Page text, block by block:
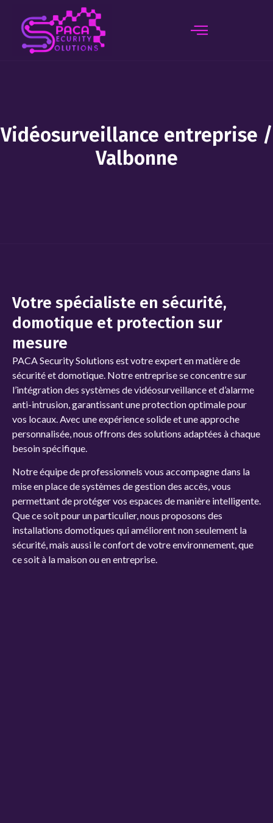
principal
Vidéosurveillance entreprise /
Valbonne
Votre spécialiste en sécurité,
domotique et protection sur
mesure
PACA Security Solutions est votre expert en matière de
sécurité et domotique. Notre entreprise se concentre sur
l’intégration des systèmes de vidéosurveillance et d’alarme
anti-intrusion, garantissant une protection optimale pour
vos locaux. Avec une expérience solide et une approche
personnalisée, nous offrons des solutions adaptées à chaque
besoin spécifique.
Notre équipe de professionnels vous accompagne dans la
mise en place de systèmes de gestion des accès, vous
permettant de protéger vos espaces de manière intelligente.
Que ce soit pour un particulier, nous proposons des
installations domotiques qui améliorent non seulement la
sécurité, mais aussi le confort de votre environnement, que
ce soit à la maison ou en entreprise.